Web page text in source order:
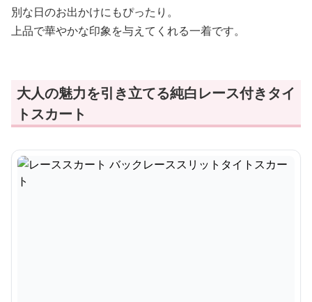
別な日のお出かけにもぴったり。
上品で華やかな印象を与えてくれる一着です。
大人の魅力を引き立てる純白レース付きタイ
トスカート